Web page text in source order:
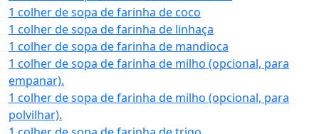
1 colher de sopa de farinha de coco
1 colher de sopa de farinha de linhaça
1 colher de sopa de farinha de mandioca
1 colher de sopa de farinha de milho (opcional, para
empanar).
1 colher de sopa de farinha de milho (opcional, para
polvilhar).